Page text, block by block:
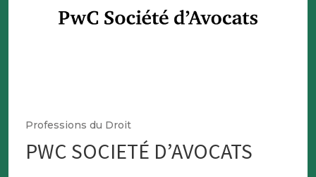
Professions du Droit
PWC SOCIETÉ D’AVOCATS